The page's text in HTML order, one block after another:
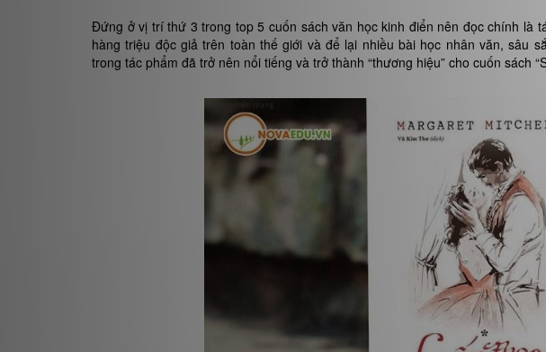
Đứng ở vị trí thứ 3 trong top 5 cuốn sách văn học kinh điển nên đọc chính là
hàng triệu độc giả trên toàn thế giới và để lại nhiều bài học nhân văn, sâu
trong tác phẩm đã trở nên nổi tiếng và trở thành “thương hiệu” cho cuốn sách